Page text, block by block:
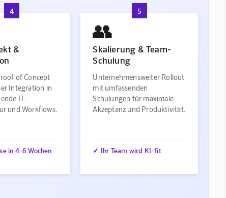
4
&
of Concept
Integration in
IT-
und Workflows.
in 4-6 Wochen
5
👥
Skalierung & Team-
Schulung
Unternehmensweiter Rollout
mit umfassenden
Schulungen für maximale
Akzeptanz und Produktivität.
✓ Ihr Team wird KI-fit